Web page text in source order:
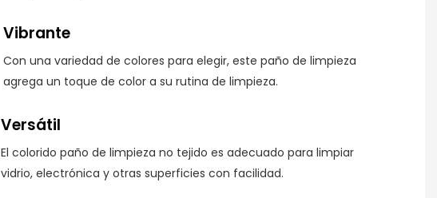
Vibrante
Con una variedad de colores para elegir, este paño de limpieza
agrega un toque de color a su rutina de limpieza.
Versátil
El colorido paño de limpieza no tejido es adecuado para limpiar
vidrio, electrónica y otras superficies con facilidad.